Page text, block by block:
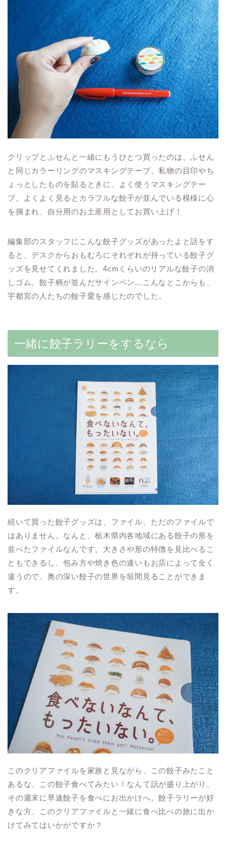
クリップとふせんと一緒にもうひとつ買ったのは、ふせん
と同じカラーリングのマスキングテープ。私物の目印やち
ょっとしたものを貼るときに、よく使うマスキングテー
プ。よくよく見るとカラフルな餃子が並んでいる模様に心
を掴まれ、自分用のお土産用としてお買い上げ！
編集部のスタッフにこんな餃子グッズがあったよと話をす
ると、デスクからおもむろにそれぞれが持っている餃子グ
ッズを見せてくれました。4cmくらいのリアルな餃子の消
しゴム、餃子柄が並んだサインペン…こんなとこからも、
宇都宮の人たちの餃子愛を感じたのでした。
一緒に餃子ラリーをするなら
続いて買った餃子グッズは、ファイル。ただのファイルで
はありません。なんと、栃木県内各地域にある餃子の形を
並べたファイルなんです。大きさや形の特徴を見比べるこ
ともできるし、包み方や焼き色の違いもお店によって全く
違うので、奥の深い餃子の世界を垣間見ることができま
す。
このクリアファイルを家族と見ながら、この餃子みたこと
あるな、この餃子食べてみたい！なんて話が盛り上がり、
その週末に早速餃子を食べにお出かけへ。餃子ラリーが好
きな方、このクリアファイルと一緒に食べ比べの旅に出か
けてみてはいかがですか？